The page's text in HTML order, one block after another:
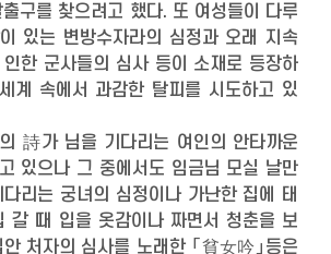
구를 찾으려고 했다. 또 여성들이 다루
있는 변방수자라의 심정과 오래 지속
한 군사들의 심사 등이 소재로 등장하
계 속에서 과감한 탈피를 시도하고 있
詩가 님을 기다리는 여인의 안타까운
있으나 그 중에서도 임금님 모실 날만
리는 궁녀의 심정이나 가난한 집에 태
갈 때 입을 옷감이나 짜면서 청춘을 보
처자의 심사를 노래한 「貧女吟」등은